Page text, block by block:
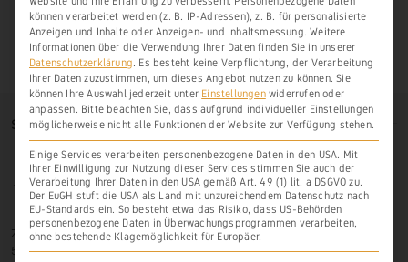
SO FINDEN SIE UNS
Zur Hasenlay 10
56379 Scheidt
können verarbeitet werden (z. B. IP-Adressen), z. B. für personalisierte
Anzeigen und Inhalte oder Anzeigen- und Inhaltsmessung. Weitere
Informationen über die Verwendung Ihrer Daten finden Sie in unserer
Datenschutzerklärung. Es besteht keine Verpflichtung, der Verarbeitung
Ihrer Daten zuzustimmen, um dieses Angebot nutzen zu können. Sie
können Ihre Auswahl jederzeit unter Einstellungenwiderrufen oder
anpassen. Bitte beachten Sie, dass aufgrund individueller Einstellungen
möglicherweise nicht alle Funktionen der Website zur Verfügung stehen.
Einige Services verarbeiten personenbezogene Daten in den USA. Mit
Ihrer Einwilligung zur Nutzung dieser Services stimmen Sie auch der
Verarbeitung Ihrer Daten in den USA gemäß Art. 49 (1) lit. a DSGVO zu.
Der EuGH stuft die USA als Land mit unzureichendem Datenschutz nach
EU-Standards ein. So besteht etwa das Risiko, dass US-Behörden
personenbezogene Daten in Überwachungsprogrammen verarbeiten,
ohne bestehende Klagemöglichkeit für Europäer.